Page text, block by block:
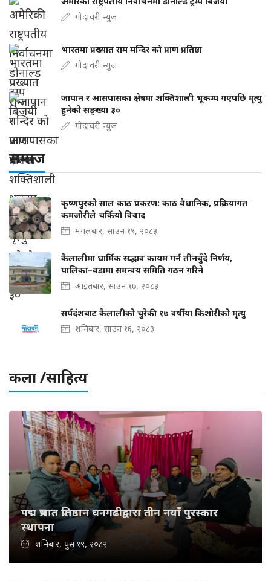
गोदावरी न्युज
भारतमा प्रख्यात राम मन्दिर को प्राण प्रतिष्ठा
गोदावरी न्युज
जापान र आसपासका क्षेत्रमा शक्तिशाली भूकम्प गएपछि मृत्यु
हुनेको सङ्ख्या ३०
गोदावरी न्युज
समाज
कृष्णपुरको साल काठ प्रकरण: काठ वैधानिक, प्रक्रियागत
कमजोरीले चर्कियो विवाद
मंगलबार, साउन १९, २०८३
कैलालीमा धार्मिक सद्भाव कायम गर्न तीनबुँदे निर्णय,
पालिका–वडामा समन्वय समिति गठन गरिने
आइतबार, साउन १७, २०८३
सर्पदंशबाट कैलालीको चुरेकी १७ वर्षीया किशोरीको मृत्यु
शनिबार, साउन १६, २०८३
कला /साहित्य
पद्म प्रभात प्रतिष्ठान धनगढीद्वारा तीन नयाँ पुरस्कार
स्थापना
शनिबार, पुस १९, २०८२